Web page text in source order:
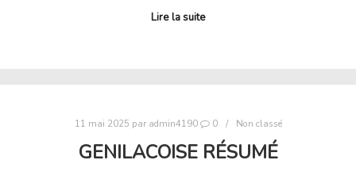
Lire la suite
11 mai 2025 par admin4190 0 Non classé
GENILACOISE RÉSUMÉ